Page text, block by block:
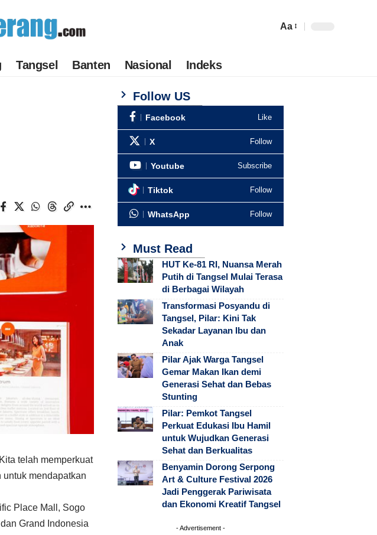
Aa
Tangsel Banten Nasional Indeks
telah memperkuat
mendapatkan
Place Mall, Sogo
Grand Indonesia
Follow US
Facebook Like
X Follow
Youtube Subscribe
Tiktok Follow
WhatsApp Follow
Must Read
HUT Ke-81 RI, Nuansa Merah
Putih di Tangsel Mulai Terasa
di Berbagai Wilayah
Transformasi Posyandu di
Tangsel, Pilar: Kini Tak
Sekadar Layanan Ibu dan
Anak
Pilar Ajak Warga Tangsel
Gemar Makan Ikan demi
Generasi Sehat dan Bebas
Stunting
Pilar: Pemkot Tangsel
Perkuat Edukasi Ibu Hamil
untuk Wujudkan Generasi
Sehat dan Berkualitas
Benyamin Dorong Serpong
Art & Culture Festival 2026
Jadi Penggerak Pariwisata
dan Ekonomi Kreatif Tangsel
- Advertisement -